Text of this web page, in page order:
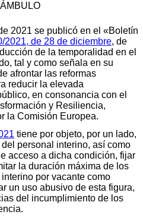
2021 se publicó en el «Boletín
2021, de 28 de diciembre, de
de la temporalidad en el
tal y como señala en su
afrontar las reformas
reducir la elevada
en consonancia con el
y Resiliencia,
la Comisión Europea.
tiene por objeto, por un lado,
personal interino, así como
acceso a dicha condición, fijar
la duración máxima de los
por vacante como
un uso abusivo de esta figura,
del incumplimiento de los